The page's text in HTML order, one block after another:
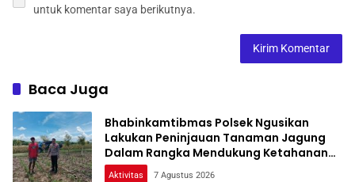
untuk komentar saya berikutnya.
Baca Juga
Bhabinkamtibmas Polsek Ngusikan
Lakukan Peninjauan Tanaman Jagung
Dalam Rangka Mendukung Ketahanan
Pangan
Aktivitas 7 Agustus 2026